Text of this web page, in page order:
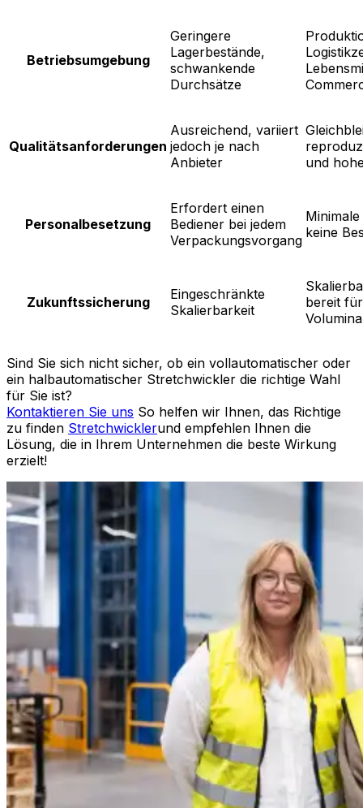
Betriebsumgebung
Geringere
Lagerbestände,
schwankende
Durchsätze
Qualitätsanforderungen
Ausreichend, variiert
jedoch je nach
Anbieter
und
Personalbesetzung
Erfordert einen
Bediener bei jedem
Verpackungsvorgang keine
Zukunftssicherung
Eingeschränkte
Skalierbarkeit
bereit
Volumina
Sind Sie sich nicht sicher, ob ein vollautomatischer oder
ein halbautomatischer Stretchwickler die richtige Wahl
für Sie ist?
Kontaktieren Sie uns So helfen wir Ihnen, das Richtige
zu finden Stretchwicklerund empfehlen Ihnen die
Lösung, die in Ihrem Unternehmen die beste Wirkung
erzielt!